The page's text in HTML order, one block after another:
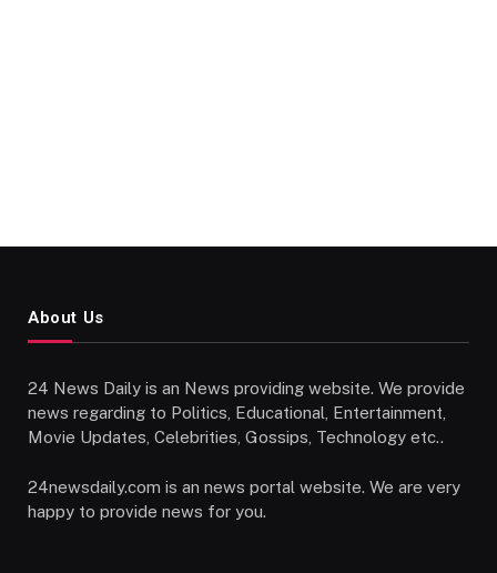
About Us
24 News Daily is an News providing website. We provide
news regarding to Politics, Educational, Entertainment,
Movie Updates, Celebrities, Gossips, Technology etc..
24newsdaily.com is an news portal website. We are very
happy to provide news for you.